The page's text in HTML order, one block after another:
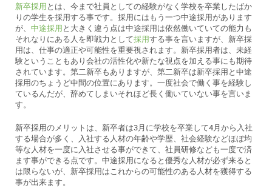
新卒採用とは、今まで社員としての経験がなく学校を卒業したばか
りの学生を採用する事です。採用にはもう一つ中途採用があります
が、 中途採用と大きく違う点は中途採用は依然働いていての能力も
それなりにある人を即戦力として採用する事を言いますが、新卒採
用は、仕事の適正や可能性を重要視されます。新卒採用者は、未経
験ということもあり会社の活性化や新たな視点を加える事にも期待
されています。第二新卒もありますが、第二新卒は新卒採用と中途
採用のちょうど中間の位置にあります。一度社会で働く事を経験し
ているんだが、辞めてしまいそれほど長く働いていない事を言いま
す。
新卒採用のメリットは、新卒者は3月に学校を卒業して4月から入社
する場合が多く、入社する人材の年齢や学歴、社会経験などほぼ均
等な人材を一度に入社させる事ができて、社員研修なども一度で済
ます事ができる点です。中途採用になると優秀な人材が必ず来ると
は限らないが、新卒採用はこれからの可能性のある人材を獲得する
事が出来ます。